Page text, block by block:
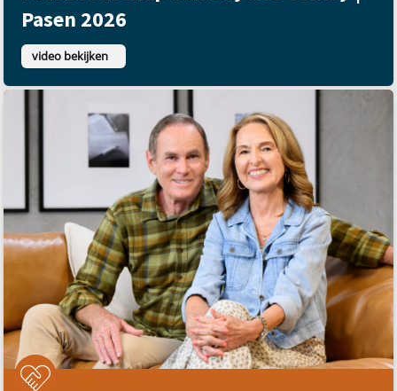
Pasen 2026
video bekijken